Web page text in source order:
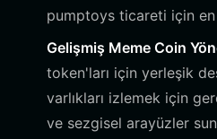
pumptoys ticareti için
Gelişmiş Meme Coin
token'ları için yerleşik
varlıkları izlemek için
ve sezgisel arayüzler